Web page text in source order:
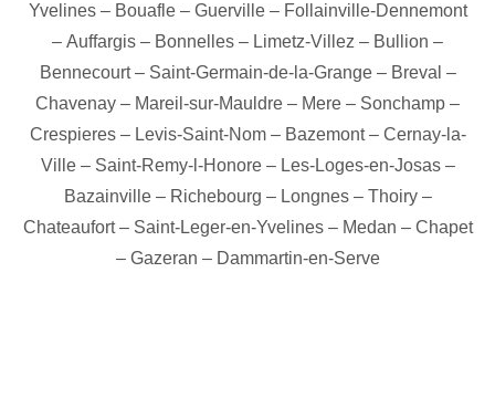
Yvelines– Bouafle– Guerville– Follainville-Dennemont
– Auffargis – Bonnelles – Limetz-Villez – Bullion –
Bennecourt– Saint-Germain-de-la-Grange– Breval –
Chavenay – Mareil-sur-Mauldre – Mere – Sonchamp –
Crespieres– Levis-Saint-Nom– Bazemont– Cernay-la-
Ville– Saint-Remy-l-Honore– Les-Loges-en-Josas–
Bazainville– Richebourg – Longnes– Thoiry–
Chateaufort– Saint-Leger-en-Yvelines– Medan – Chapet
– Gazeran – Dammartin-en-Serve